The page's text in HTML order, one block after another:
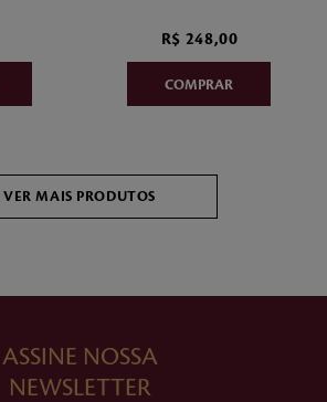
R$ 248,00
ASSINE NOSSA
NEWSLETTER